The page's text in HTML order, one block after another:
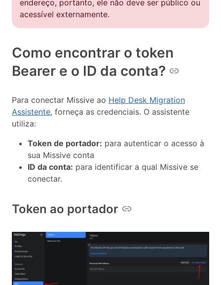
endereço, portanto, ele não deve ser público ou
acessível externamente.
Como encontrar o token
Bearer e o ID da conta?
Para conectar Missive ao Help Desk Migration
Assistente, forneça as credenciais. O assistente
utiliza:
Token de portador: para autenticar o acesso à
sua Missive conta
ID da conta: para identificar a qual Missive se
conectar.
Token ao portador